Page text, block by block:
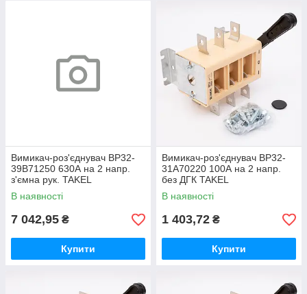
Вимикач-роз'єднувач ВР32-
39B71250 630А на 2 напр.
з'ємна рук. TAKEL
В наявності
7 042,95 ₴
Купити
Вимикач-роз'єднувач ВР32-
31А70220 100А на 2 напр.
без ДГК TAKEL
В наявності
1 403,72 ₴
Купити